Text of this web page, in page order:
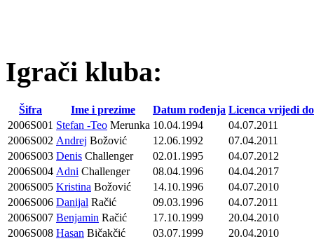
Igrači kluba:
Šifra Ime i prezime Datum rođenja Licenca vrijedi do
2006S001 Stefan -Teo Merunka 10.04.1994
04.07.2011
2006S002 Andrej Božović 12.06.1992
07.04.2011
2006S003 Denis Challenger 02.01.1995
04.07.2012
2006S004 Adni Challenger 08.04.1996
04.04.2017
2006S005 Kristina Božović 14.10.1996
04.07.2010
2006S006 Danijal Račić 09.03.1996
04.07.2011
2006S007 Benjamin Račić 17.10.1999
20.04.2010
2006S008 Hasan Bičakčić 03.07.1999
20.04.2010